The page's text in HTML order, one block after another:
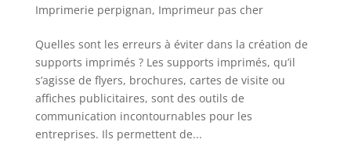
Imprimerie perpignan, Imprimeur pas cher
Quelles sont les erreurs à éviter dans la création de
supports imprimés ? Les supports imprimés, qu’il
s’agisse de flyers, brochures, cartes de visite ou
affiches publicitaires, sont des outils de
communication incontournables pour les
entreprises. Ils permettent de...